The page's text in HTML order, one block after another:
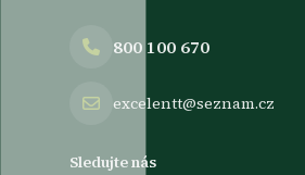
800 100 670
excelentt@seznam.cz
Sledujte nás